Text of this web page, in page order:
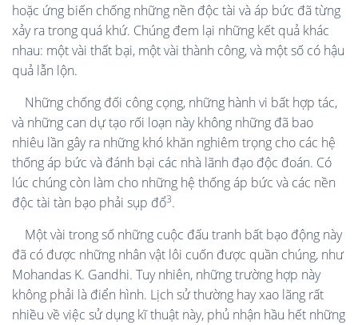
hoặc ứng biến chống những nền độc tài và áp bức đã từng
xảy ra trong quá khứ. Chúng đem lại những kết quả khác
nhau: một vài thất bại, một vài thành công, và một số có hậu
quả lẫn lộn.
Những chống đối công cọng, những hành vi bất hợp tác,
và những can dự tạo rối loạn này không những đã bao
nhiêu lần gây ra những khó khăn nghiêm trọng cho các hệ
thống áp bức và đánh bại các nhà lãnh đạo độc đoán. Có
lúc chúng còn làm cho những hệ thống áp bức và các nền
độc tài tàn bạo phải sụp đổ3.
Một vài trong số những cuộc đấu tranh bất bạo động này
đã có được những nhân vật lôi cuốn được quần chúng, như
Mohandas K. Gandhi. Tuy nhiên, những trường hợp này
không phải là điển hình. Lịch sử thường hay xao lãng rất
nhiều về việc sử dụng kĩ thuật này, phủ nhận hầu hết những